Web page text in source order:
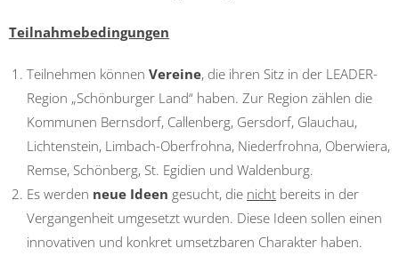
Teilnahmebedingungen
Teilnehmen können Vereine, die ihren Sitz in der LEADER-
Region „Schönburger Land“ haben. Zur Region zählen die
Kommunen Bernsdorf, Callenberg, Gersdorf, Glauchau,
Lichtenstein, Limbach-Oberfrohna, Niederfrohna, Oberwiera,
Remse, Schönberg, St. Egidien und Waldenburg.
Es werden neue Ideen gesucht, die nicht bereits in der
Vergangenheit umgesetzt wurden. Diese Ideen sollen einen
innovativen und konkret umsetzbaren Charakter haben.